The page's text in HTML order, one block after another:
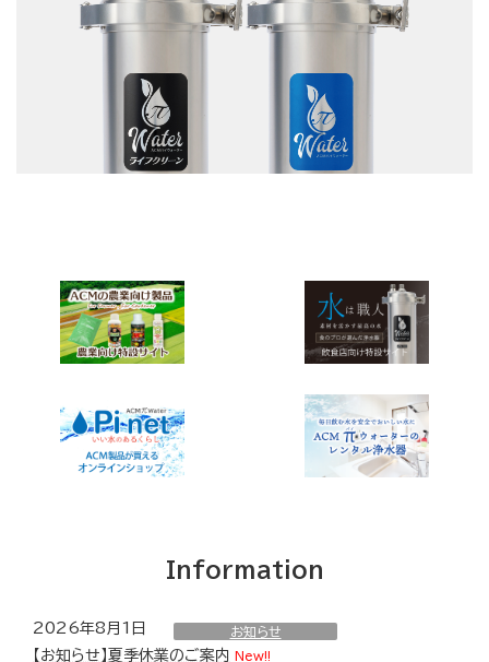
Information
2026年8月1日 お知らせ
【お知らせ】夏季休業のご案内 New!!